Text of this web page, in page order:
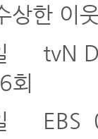
상한
tvN
회
EBS